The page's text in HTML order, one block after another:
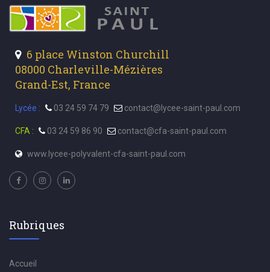
6 place Winston Churchill
08000 Charleville-Mézières
Grand-Est, France
Lycée : 03 24 59 74 79 contact@lycee-saint-paul.com
CFA : 03 24 59 86 90 contact@cfa-saint-paul.com
www.lycee-polyvalent-cfa-saint-paul.com
Rubriques
Accueil